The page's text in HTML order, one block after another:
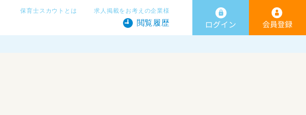
保育士スカウトとは 求人掲載をお考えの企業様
閲覧履歴